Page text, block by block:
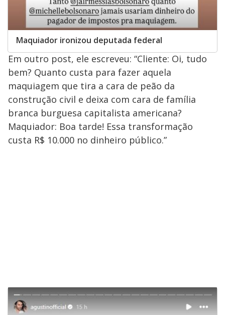
Maquiador ironizou deputada federal
Em outro post, ele escreveu: “Cliente: Oi, tudo
bem? Quanto custa para fazer aquela
maquiagem que tira a cara de peão da
construção civil e deixa com cara de família
branca burguesa capitalista americana?
Maquiador: Boa tarde! Essa transformação
custa R$ 10.000 no dinheiro público.”